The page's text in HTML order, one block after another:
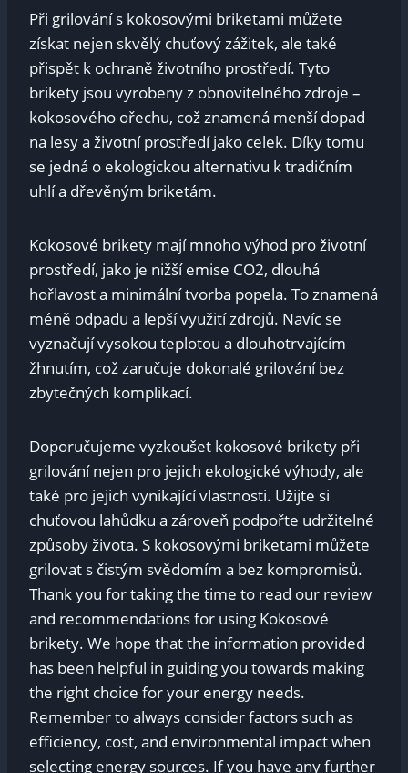
Při grilování s kokosovými briketami můžete
získat nejen skvělý chuťový zážitek, ale také
přispět k ochraně životního prostředí. Tyto
brikety jsou vyrobeny z obnovitelného zdroje –
kokosového ořechu, což znamená menší dopad
na lesy a životní prostředí jako celek. Díky tomu
se jedná o ekologickou alternativu k tradičním
uhlí a dřevěným briketám.
Kokosové brikety mají mnoho výhod pro životní
prostředí, jako je nižší emise CO2, dlouhá
hořlavost a minimální tvorba popela. To znamená
méně odpadu a lepší využití zdrojů. Navíc se
vyznačují vysokou teplotou a dlouhotrvajícím
žhnutím, což zaručuje dokonalé grilování bez
zbytečných komplikací.
Doporučujeme vyzkoušet kokosové brikety při
grilování nejen pro jejich ekologické výhody, ale
také pro jejich vynikající vlastnosti. Užijte si
chuťovou lahůdku a zároveň podpořte udržitelné
způsoby života. S kokosovými briketami můžete
grilovat s čistým svědomím a bez kompromisů.
Thank you for taking the time to read our review
and recommendations for using Kokosové
brikety. We hope that the information provided
has been helpful in guiding you towards making
the right choice for your energy needs.
Remember to always consider factors such as
efficiency, cost, and environmental impact when
selecting energy sources. If you have any further